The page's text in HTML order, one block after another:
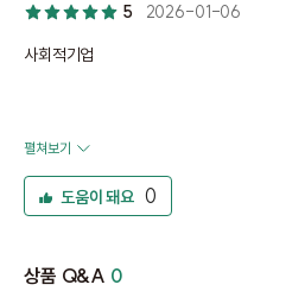
5
2026-01-06
사회적기업
펼쳐보기
도움이 돼요 0
상품 Q&A 0